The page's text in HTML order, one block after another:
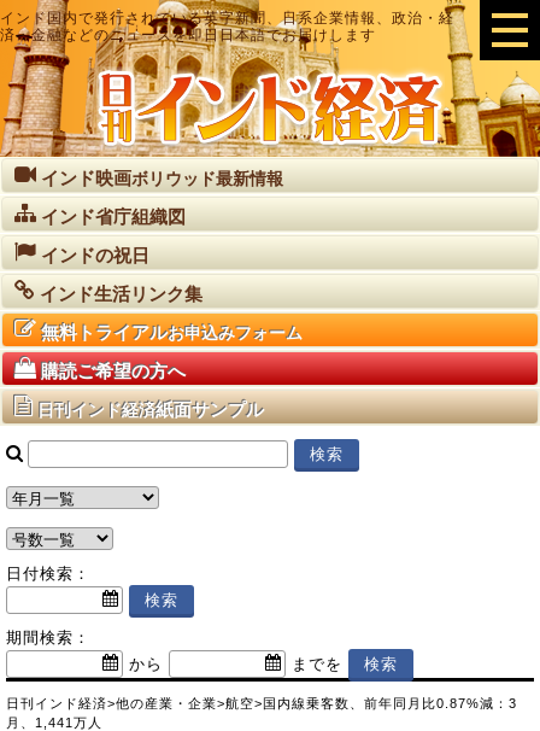
インド国内で発行されている英字新聞、日系企業情報、政治・経
済・金融などのニュースを即日日本語でお届けします
インド映画ボリウッド最新情報
インド省庁組織図
インドの祝日
インド生活リンク集
無料トライアルお申込みフォーム
購読ご希望の方へ
日刊インド経済紙面サンプル
日付検索：
期間検索：
から
までを
日刊インド経済>他の産業・企業>航空> 国内線乗客数、前年同月比0.87%減：3
月、1,441万人